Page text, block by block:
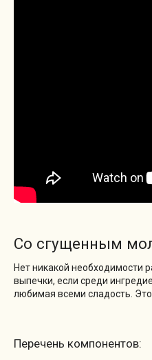
Со сгущенным
Нет никакой необходимости
выпечки, если среди
любимая всеми сладость.
Перечень компонентов: